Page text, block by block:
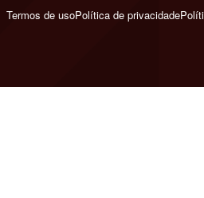
Termos de usoPolítica de privacidade